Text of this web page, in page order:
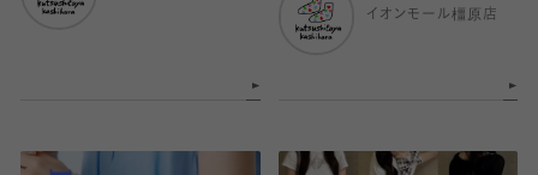
イオンモール橿原店